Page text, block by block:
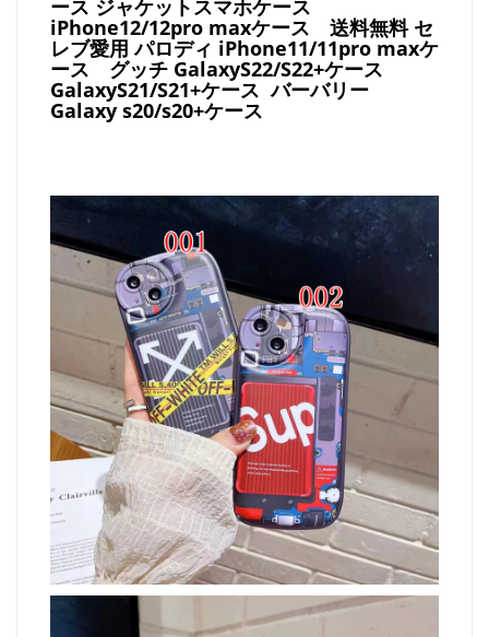
ース ジャケットスマホケース
iPhone12/12pro maxケース 送料無料 セ
レブ愛用 パロディ iPhone11/11pro maxケ
ース グッチ GalaxyS22/S22+ケース
GalaxyS21/S21+ケース バーバリー
Galaxy s20/s20+ケース